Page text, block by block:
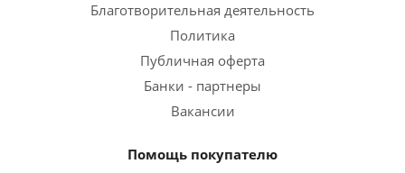
Благотворительная деятельность
Политика
Публичная оферта
Банки - партнеры
Вакансии
Помощь покупателю